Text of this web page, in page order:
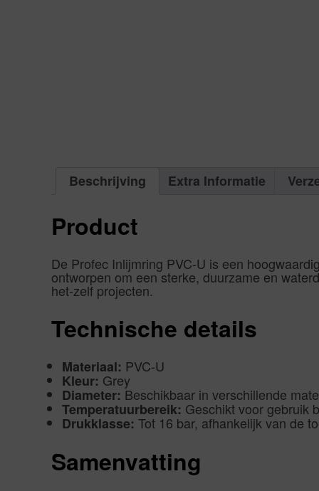
Beschrijving Extra Informatie
Product
De Profec Inlijmring PVC-U is een
ontworpen om een sterke, duurzame en
het-zelf projecten.
Technische details
Materiaal: PVC-U
Kleur: Grey
Diameter: Beschikbaar in verschillende
Temperatuurbereik: Geschikt voor gebruik
Drukklasse: Tot 16 bar, afhankelijk van de
Samenvatting